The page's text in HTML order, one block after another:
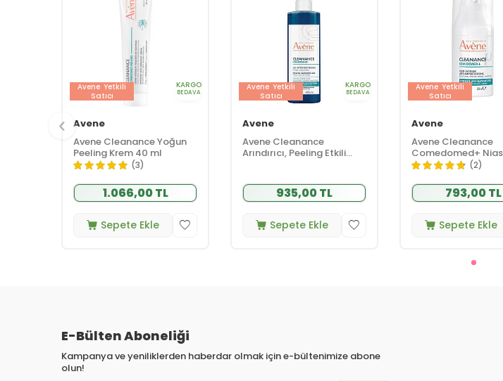
Avene Yetkili
Satıcı
KARGO
BEDAVA
Avene
Avene Cleanance Yoğun
Peeling Krem 40 ml
(3)
1.066,00 TL
Sepete Ekle
Avene Yetkili
Satıcı
KARGO
BEDAVA
Avene
Avene Cleanance
Arındırıcı, Peeling Etkili
935,00 TL
Sepete Ekle
Avene Yetkili
Satıcı
Avene
Avene Cleanance
Comedomed+
İçeren Yoğun Bakım
(2)
793,00 TL
Sepete Ekle
E-Bülten Aboneliği
Kampanya ve yeniliklerden haberdar olmak için e-bültenimize abone
olun!